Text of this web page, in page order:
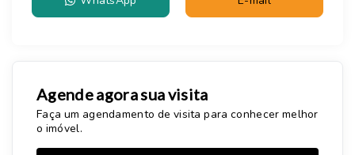
Agende agora sua visita
Faça um agendamento de visita para conhecer melhor
o imóvel.